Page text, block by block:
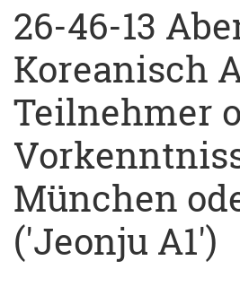
26-46-13
Koreanisch
Teilnehmer
München
('Jeonju A1')